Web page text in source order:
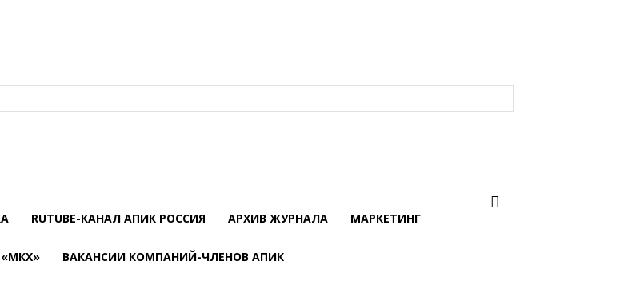
RUTUBE-КАНАЛ АПИК РОССИЯ АРХИВ ЖУРНАЛА МАРКЕТИНГ
ВАКАНСИИ КОМПАНИЙ-ЧЛЕНОВ АПИК